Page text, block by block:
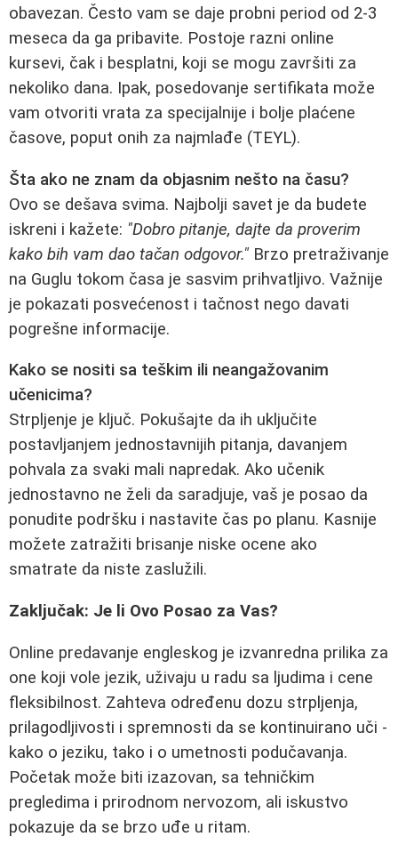
obavezan. Često vam se daje probni period od 2-3
meseca da ga pribavite. Postoje razni online
kursevi, čak i besplatni, koji se mogu završiti za
nekoliko dana. Ipak, posedovanje sertifikata može
vam otvoriti vrata za specijalnije i bolje plaćene
časove, poput onih za najmlađe (TEYL).
Šta ako ne znam da objasnim nešto na času?
Ovo se dešava svima. Najbolji savet je da budete
iskreni i kažete: "Dobro pitanje, dajte da proverim
kako bih vam dao tačan odgovor." Brzo pretraživanje
na Guglu tokom časa je sasvim prihvatljivo. Važnije
je pokazati posvećenost i tačnost nego davati
pogrešne informacije.
Kako se nositi sa teškim ili neangažovanim
učenicima?
Strpljenje je ključ. Pokušajte da ih uključite
postavljanjem jednostavnijih pitanja, davanjem
pohvala za svaki mali napredak. Ako učenik
jednostavno ne želi da saradjuje, vaš je posao da
ponudite podršku i nastavite čas po planu. Kasnije
možete zatražiti brisanje niske ocene ako
smatrate da niste zaslužili.
Zaključak: Je li Ovo Posao za Vas?
Online predavanje engleskog je izvanredna prilika za
one koji vole jezik, uživaju u radu sa ljudima i cene
fleksibilnost. Zahteva određenu dozu strpljenja,
prilagodljivosti i spremnosti da se kontinuirano uči -
kako o jeziku, tako i o umetnosti podučavanja.
Početak može biti izazovan, sa tehničkim
pregledima i prirodnom nervozom, ali iskustvo
pokazuje da se brzo uđe u ritam.